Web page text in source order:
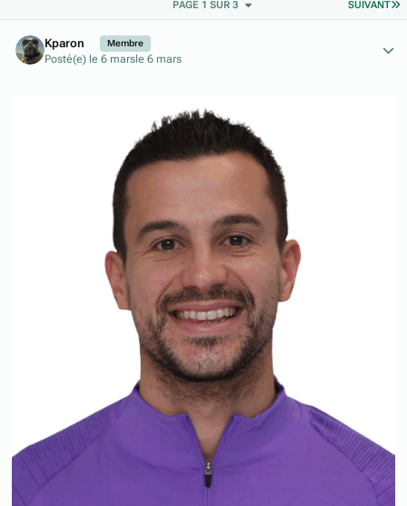
SUIVANT
PAGE 1 SUR 3
Kparon Membre
Posté(e) le 6 mars le 6 mars